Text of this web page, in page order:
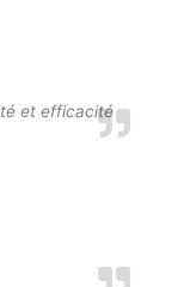
et efficacité